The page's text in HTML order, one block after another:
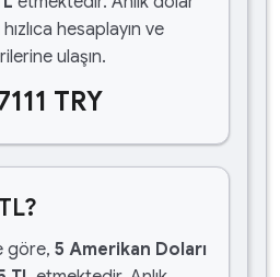
hesaplayın ve
ulaşın.
TRY
göre, 5 Amerikan Doları